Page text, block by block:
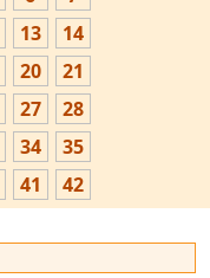
13
14
20
21
27
28
34
35
41 42